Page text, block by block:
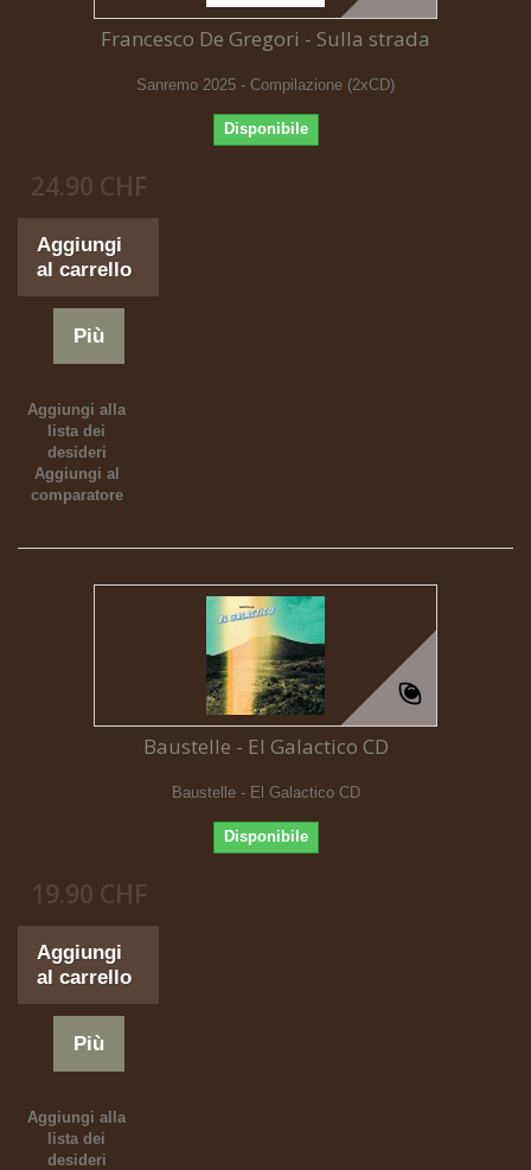
Francesco De Gregori - Sulla strada
Sanremo 2025 - Compilazione (2xCD)
Disponibile
24.90 CHF
Aggiungi
al carrello
Più
Aggiungi alla
lista dei
desideri
Aggiungi al
comparatore
Baustelle - El Galactico CD
Baustelle - El Galactico CD
Disponibile
19.90 CHF
Aggiungi
al carrello
Più
Aggiungi alla
lista dei
desideri